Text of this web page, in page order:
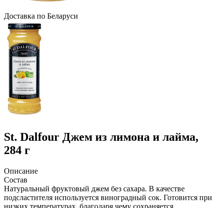
Доcтавка по Беларуси
St. Dalfour Джем из лимона и лайма,
284 г
Описание
Состав
Натуральный фруктовый джем без сахара. В качестве
подсластителя используется виноградный сок. Готовится при
низких температурах, благодаря чему сохраняется